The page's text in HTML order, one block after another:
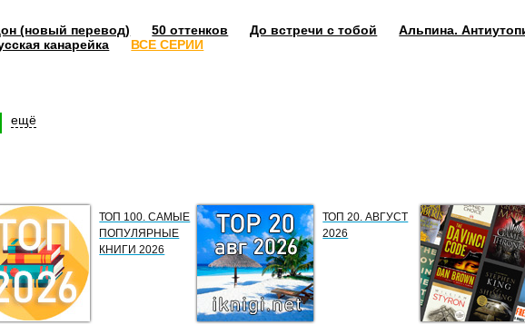
(новый перевод) 50 оттенков До встречи с тобой
Альпина.
канарейка ВСЕ СЕРИИ
ещё
ТОП 100. САМЫЕ
ПОПУЛЯРНЫЕ
КНИГИ 2026
ТОП 20. АВГУСТ
2026